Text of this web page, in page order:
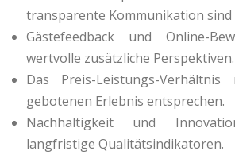
transparente Kommunikation sind
Gästefeedback und Online-
wertvolle zusätzliche Perspektiven.
Das Preis-Leistungs-
gebotenen Erlebnis entsprechen.
Nachhaltigkeit und
langfristige Qualitätsindikatoren.